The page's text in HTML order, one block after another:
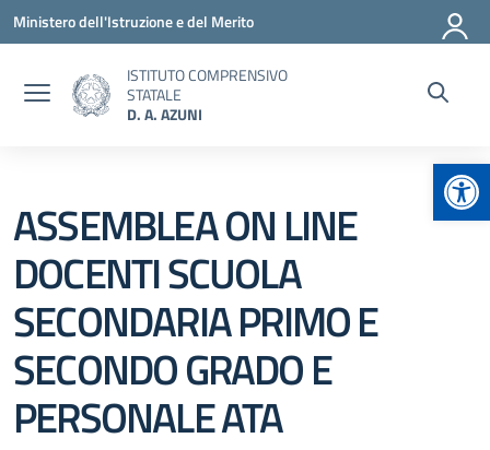
Vai ai contenuti
Vai al menu di navigazione
Vai al footer
Ministero dell'Istruzione e del Merito
ISTITUTO COMPRENSIVO
STATALE
D. A. AZUNI
ASSEMBLEA ON LINE
DOCENTI SCUOLA
SECONDARIA PRIMO E
SECONDO GRADO E
PERSONALE ATA